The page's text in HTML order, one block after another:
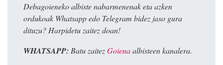
Debagoieneko albiste nabarmenenak eta azken
ordukoak Whatsapp edo Telegram bidez jaso gura
dituzu? Harpidetu zaitez doan!
WHATSAPP: Batu zaitezGoienaalbisteen kanalera.